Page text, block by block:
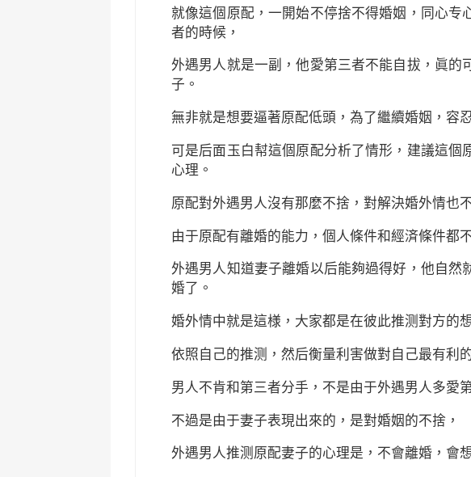
就像這個原配，一開始不停捨不得婚姻，同心专
者的時候，
外遇男人就是一副，他愛第三者不能自拔，眞的
子。
無非就是想要逼著原配低頭，為了繼續婚姻，容
可是后面玉白幇這個原配分析了情形，建議這個
心理。
原配對外遇男人沒有那麼不捨，對解決婚外情也
由于原配有離婚的能力，個人條件和經済條件都
外遇男人知道妻子離婚以后能夠過得好，他自然
婚了。
婚外情中就是這様，大家都是在彼此推测對方的
依照自己的推测，然后衡量利害做對自己最有利
男人不肯和第三者分手，不是由于外遇男人多愛
不過是由于妻子表現出來的，是對婚姻的不捨，
外遇男人推测原配妻子的心理是，不會離婚，會